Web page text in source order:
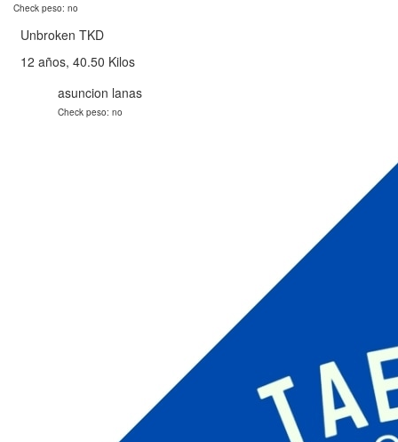
Check peso: no
Unbroken TKD
12 años, 40.50 Kilos
asuncion lanas
Check peso: no